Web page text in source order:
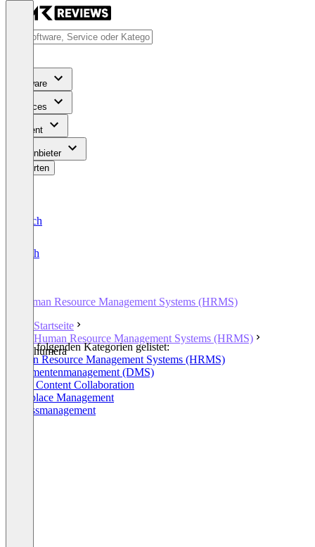
Software
Services
Content
Für Anbieter
Bewerten
Deutsch
English
Human Resource Management Systems (HRMS)
Startseite
Human Resource Management Systems (HRMS)
humera
In den folgenden Kategorien gelistet:
Human Resource Management Systems (HRMS)
Dokumentenmanagement (DMS)
Cloud Content Collaboration
Workplace Management
Prozessmanagement